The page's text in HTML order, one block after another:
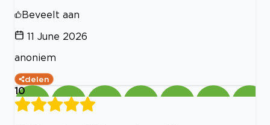
Beveelt aan
11 June 2026
anoniem
delen
10